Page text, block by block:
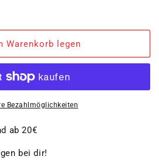
Warenkorb legen
Bezahlmöglichkeiten
ab 20€
bei dir!